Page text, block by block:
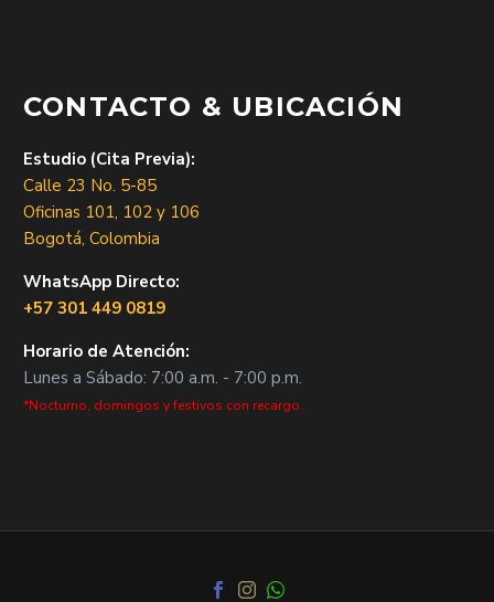
CONTACTO & UBICACIÓN
Estudio (Cita Previa):
Calle 23 No. 5-85
Oficinas 101, 102 y 106
Bogotá, Colombia
WhatsApp Directo:
+57 301 449 0819
Horario de Atención:
Lunes a Sábado: 7:00 a.m. - 7:00 p.m.
*Nocturno, domingos y festivos con recargo.